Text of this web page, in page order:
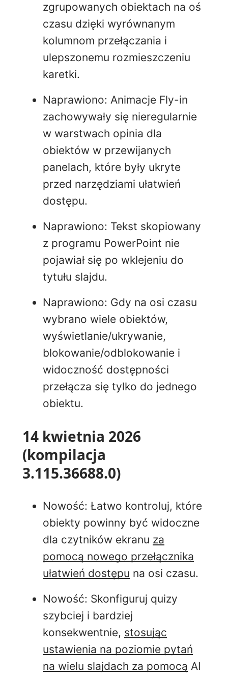
zgrupowanych obiektach na oś
czasu dzięki wyrównanym
kolumnom przełączania i
ulepszonemu rozmieszczeniu
karetki.
Naprawiono: Animacje Fly-in
zachowywały się nieregularnie
w warstwach opinia dla
obiektów w przewijanych
panelach, które były ukryte
przed narzędziami ułatwień
dostępu.
Naprawiono: Tekst skopiowany
z programu PowerPoint nie
pojawiał się po wklejeniu do
tytułu slajdu.
Naprawiono: Gdy na osi czasu
wybrano wiele obiektów,
wyświetlanie/ukrywanie,
blokowanie/odblokowanie i
widoczność dostępności
przełącza się tylko do jednego
obiektu.
14 kwietnia 2026
(kompilacja
3.115.36688.0)
Nowość: Łatwo kontroluj, które
obiekty powinny być widoczne
dla czytników ekranu za
pomocą nowego przełącznika
ułatwień dostępu na osi czasu.
Nowość: Skonfiguruj quizy
szybciej i bardziej
konsekwentnie, stosując
ustawienia na poziomie pytań
na wielu slajdach za pomocą AI